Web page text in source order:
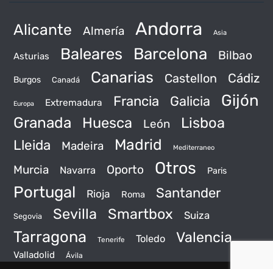
Alicante Almería Andorra Asia
Asturias Baleares Barcelona Bilbao
Burgos Canadá Canarias Castellon Cádiz
Europa Extremadura Francia Galicia Gijón
Granada Huesca León Lisboa
Lleida Madeira Madrid Mediterraneo
Murcia Navarra Oporto Otros Paris
Portugal Rioja Roma Santander
Segovia Sevilla Smartbox Suiza
Tarragona Tenerife Toledo Valencia
Valladolid Ávila